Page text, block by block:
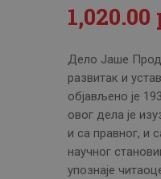
1,020.00
Дело Јаше
развитак и
објављено је
овог дела је
и са правног, и
научног
упознаје